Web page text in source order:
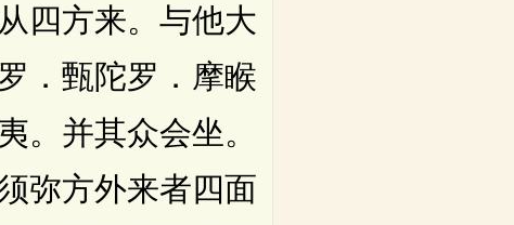
四方来。与他大
．甄陀罗．摩睺
。并其众会坐。
弥方外来者四面